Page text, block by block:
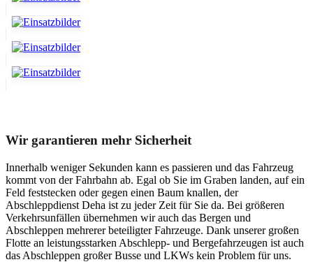
Wir garantieren mehr Sicherheit
Innerhalb weniger Sekunden kann es passieren und das Fahrzeug
kommt von der Fahrbahn ab. Egal ob Sie im Graben landen, auf ein
Feld feststecken oder gegen einen Baum knallen, der
Abschleppdienst Deha ist zu jeder Zeit für Sie da. Bei größeren
Verkehrsunfällen übernehmen wir auch das Bergen und
Abschleppen mehrerer beteiligter Fahrzeuge. Dank unserer großen
Flotte an leistungsstarken Abschlepp- und Bergefahrzeugen ist auch
das Abschleppen großer Busse und LKWs kein Problem für uns.